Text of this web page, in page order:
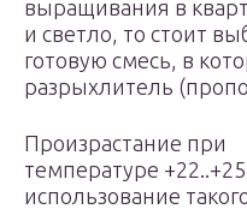
выращивания в
и светло, то стоит
готовую смесь, в
разрыхлитель
Произрастание при
температуре
использование